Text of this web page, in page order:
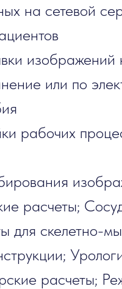
на сетевой
изображений
или по
рабочих
расчеты;
для скелетно-
расчеты;